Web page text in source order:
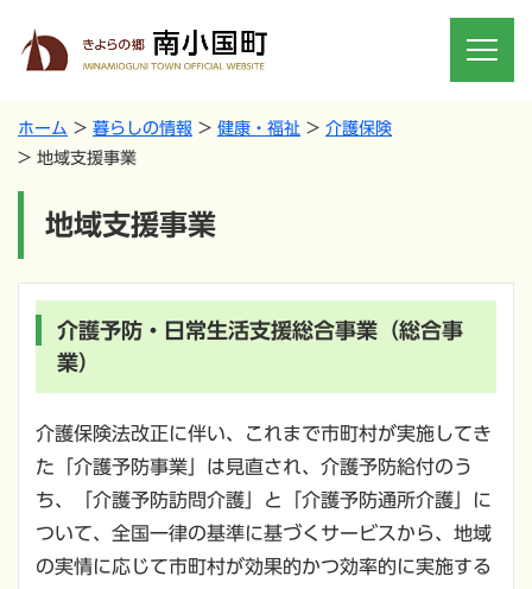
ホーム 暮らしの情報 健康・福祉
介護保険
地域支援事業
地域支援事業
介護予防・日常生活支援総合事業（総合事
業）
介護保険法改正に伴い、これまで市町村が実施してき
た「介護予防事業」は見直され、介護予防給付のう
ち、「介護予防訪問介護」と「介護予防通所介護」に
ついて、全国一律の基準に基づくサービスから、地域
の実情に応じて市町村が効果的かつ効率的に実施する